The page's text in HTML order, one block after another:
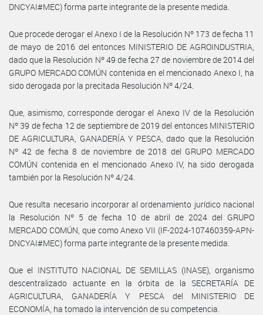
DNCYAI#MEC) forma parte integrante de la presente medida.
Que procede derogar el Anexo I de la Resolución Nº 173 de fecha 11
de mayo de 2016 del entonces MINISTERIO DE AGROINDUSTRIA,
dado que la Resolución Nº 49 de fecha 27 de noviembre de 2014 del
GRUPO MERCADO COMÚN contenida en el mencionado Anexo I, ha
sido derogada por la precitada Resolución Nº 4/24.
Que, asimismo, corresponde derogar el Anexo IV de la Resolución
Nº 39 de fecha 12 de septiembre de 2019 del entonces MINISTERIO
DE AGRICULTURA, GANADERÍA Y PESCA, dado que la Resolución
Nº 42 de fecha 8 de noviembre de 2018 del GRUPO MERCADO
COMÚN contenida en el mencionado Anexo IV, ha sido derogada
también por la Resolución Nº 4/24.
Que resulta necesario incorporar al ordenamiento jurídico nacional
la Resolución Nº 5 de fecha 10 de abril de 2024 del GRUPO
MERCADO COMÚN, que como Anexo VII (IF-2024-107460359-APN-
DNCYAI#MEC) forma parte integrante de la presente medida.
Que el INSTITUTO NACIONAL DE SEMILLAS (INASE), organismo
descentralizado actuante en la órbita de la SECRETARÍA DE
AGRICULTURA, GANADERÍA Y PESCA del MINISTERIO DE
ECONOMÍA, ha tomado la intervención de su competencia.